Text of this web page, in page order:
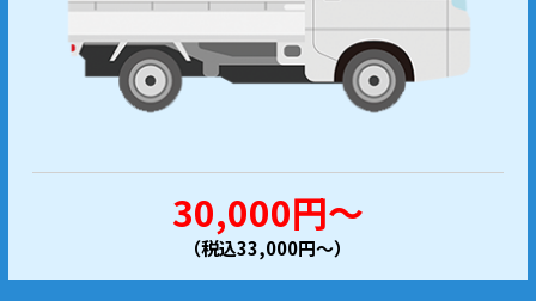
30,000円～
（税込33,000円～）